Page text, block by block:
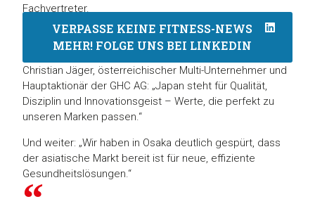
Fachvertreter.
VERPASSE KEINE FITNESS-NEWS
MEHR! FOLGE UNS BEI LINKEDIN
Christian Jäger, österreichischer Multi-Unternehmer und
Hauptaktionär der GHC AG: „Japan steht für Qualität,
Disziplin und Innovationsgeist – Werte, die perfekt zu
unseren Marken passen.“
Und weiter: „Wir haben in Osaka deutlich gespürt, dass
der asiatische Markt bereit ist für neue, effiziente
Gesundheitslösungen.“